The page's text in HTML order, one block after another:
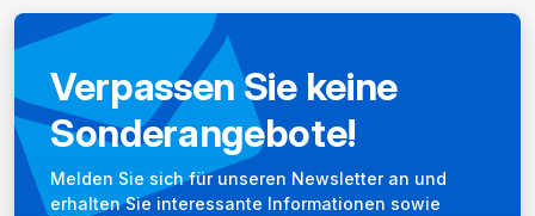
Newsletter
Verpassen Sie keine
Sonderangebote!
Melden Sie sich für unseren Newsletter an und
erhalten Sie interessante Informationen sowie